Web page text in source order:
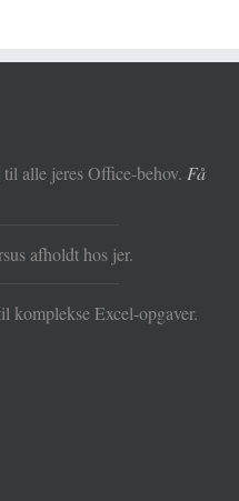
alle jeres Office-behov. Få
afholdt hos jer.
komplekse Excel-opgaver.